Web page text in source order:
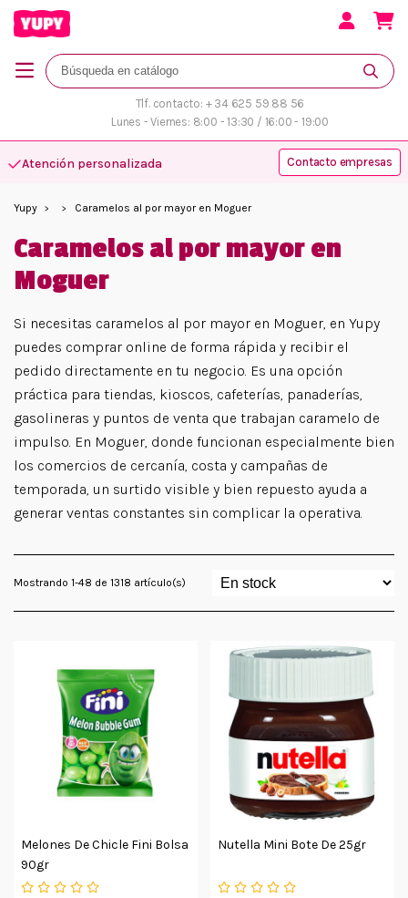
Tlf. contacto: + 34 625 59 88 56
Lunes - Viernes: 8:00 - 13:30 / 16:00 - 19:00
Atención personalizada Contacto empresas
Yupy Caramelos al por mayor en Moguer
Caramelos al por mayor en
Moguer
Si necesitas caramelos al por mayor en Moguer, en Yupy
puedes comprar online de forma rápida y recibir el
pedido directamente en tu negocio. Es una opción
práctica para tiendas, kioscos, cafeterías, panaderías,
gasolineras y puntos de venta que trabajan caramelo de
impulso. En Moguer, donde funcionan especialmente bien
los comercios de cercanía, costa y campañas de
temporada, un surtido visible y bien repuesto ayuda a
generar ventas constantes sin complicar la operativa.
Mostrando 1-48 de 1318 artículo(s)
Melones De Chicle Fini Bolsa
90gr
Nutella Mini Bote De 25gr